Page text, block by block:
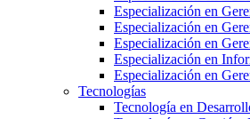
Especialización en
Especialización en
Especialización en
Especialización en
Especialización en
Tecnologías
Tecnología en